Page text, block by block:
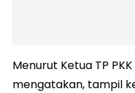
Menurut Ketua TP
mengatakan, tampil